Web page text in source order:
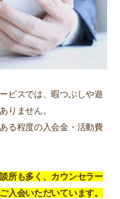
ビスでは、暇つぶしや遊
りません。
る程度の入会金・活動費
所も多く、カウンセラー
入会いただいています。